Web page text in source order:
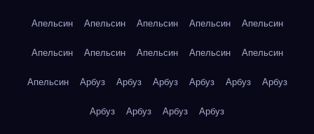
Апельсин Апельсин Апельсин Апельсин Апельсин
Апельсин Апельсин Апельсин Апельсин Апельсин
Апельсин Арбуз Арбуз Арбуз Арбуз Арбуз Арбуз
Арбуз Арбуз Арбуз Арбуз